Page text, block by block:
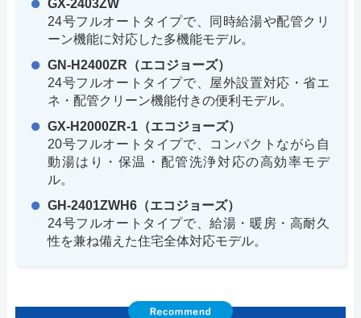
GX-2403ZW
24号フルオートタイプで、同時給湯や配管クリ
ーン機能に対応した多機能モデル。
GN-H2400ZR（エコジョーズ）
24号フルオートタイプで、屋外設置対応・省エ
ネ・配管クリーン機能付きの便利モデル。
GX-H2000ZR-1（エコジョーズ）
20号フルオートタイプで、コンパクトながら自
動湯はり・保温・配管洗浄対応の高効率モデ
ル。
GH-2401ZWH6（エコジョーズ）
24号フルオートタイプで、給湯・暖房・高耐久
性を兼ね備えた住宅全体対応モデル。